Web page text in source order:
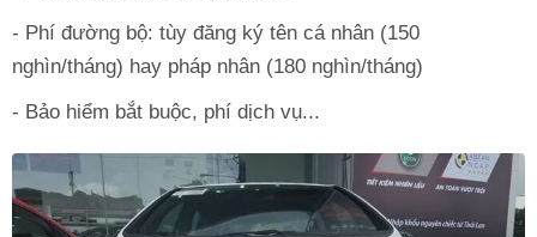
- Phí đường bộ: tùy đăng ký tên cá nhân (150
nghìn/tháng) hay pháp nhân (180 nghìn/tháng)
- Bảo hiểm bắt buộc, phí dịch vụ...